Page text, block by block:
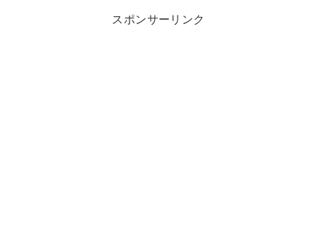
スポンサーリンク